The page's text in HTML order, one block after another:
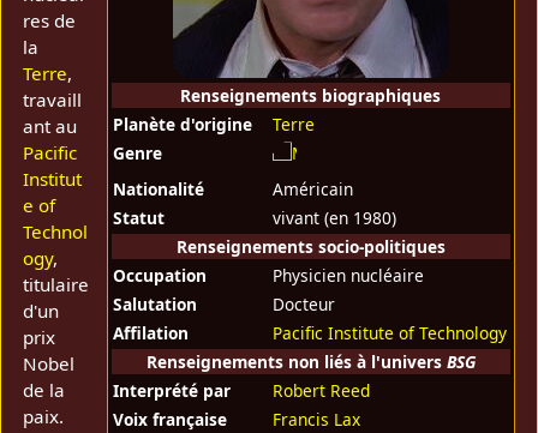
Renseignements biographiques
Planète d'origine
Terre
Genre
Nationalité
Américain
Statut
vivant (en 1980)
Renseignements socio-politiques
Occupation
Physicien nucléaire
Salutation
Docteur
Affilation
Pacific Institute of Technology
Renseignements non liés à l'univers BSG
Interprété par
Robert Reed
Voix française
Francis Lax
res de
la
Terre,
travaill
ant au
Pacific
Institut
e of
Technol
ogy,
titulaire
d'un
prix
Nobel
de la
paix.